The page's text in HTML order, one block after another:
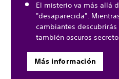
El misterio va más allá
"desaparecida".
cambiantes
también oscuros
Más información